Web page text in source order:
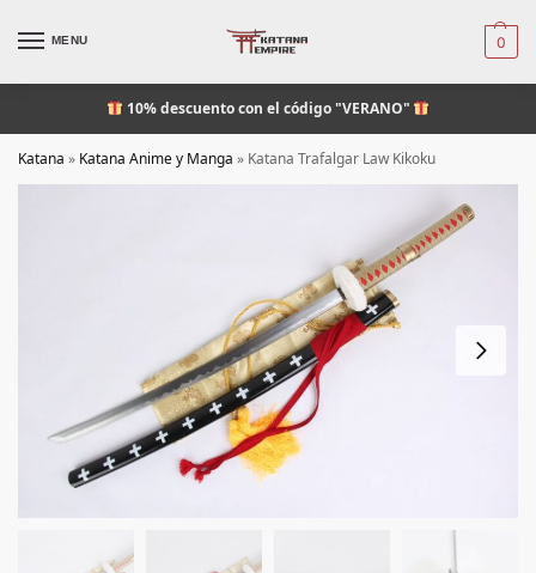
MENU 0
10% descuentocon el código "VERANO"
Katana » Katana Anime y Manga » Katana Trafalgar Law Kikoku